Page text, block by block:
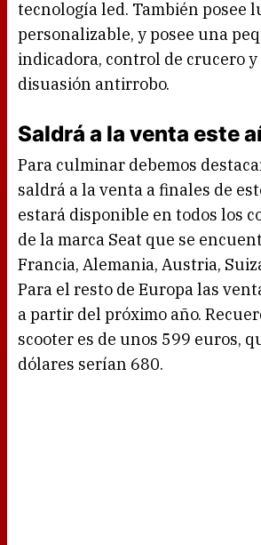
tecnología led. También posee
personalizable, y posee una
indicadora, control de crucero
disuasión antirrobo.
Saldrá a la venta este
Para culminar debemos
saldrá a la venta a finales de
estará disponible en todos los
de la marca Seat que se
Francia, Alemania, Austria,
Para el resto de Europa las
a partir del próximo año.
scooter es de unos 599 euros,
dólares serían 680.